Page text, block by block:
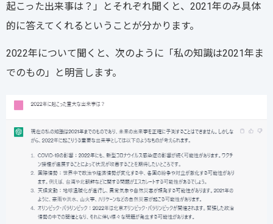
起こった出来事は？」とそれぞれ聞くと、2021年のみ具体
的に答えてくれるということが分かります。
2022年について聞くと、次のように「私の知識は2021年ま
でのもの」と明言します。